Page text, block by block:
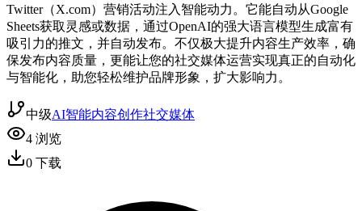
Twitter（X.com）营销活动注入智能动力。它能自动从Google
Sheets获取灵感或数据，通过OpenAI的强大语言模型生成富有
吸引力的推文，并自动发布。不仅极大提升内容生产效率，确
保发布内容质量，更能让您的社交媒体运营实现真正的自动化
与智能化，助您轻松维护品牌形象，扩大影响力。
中级AI智能内容创作社交媒体
4 浏览
0 下载